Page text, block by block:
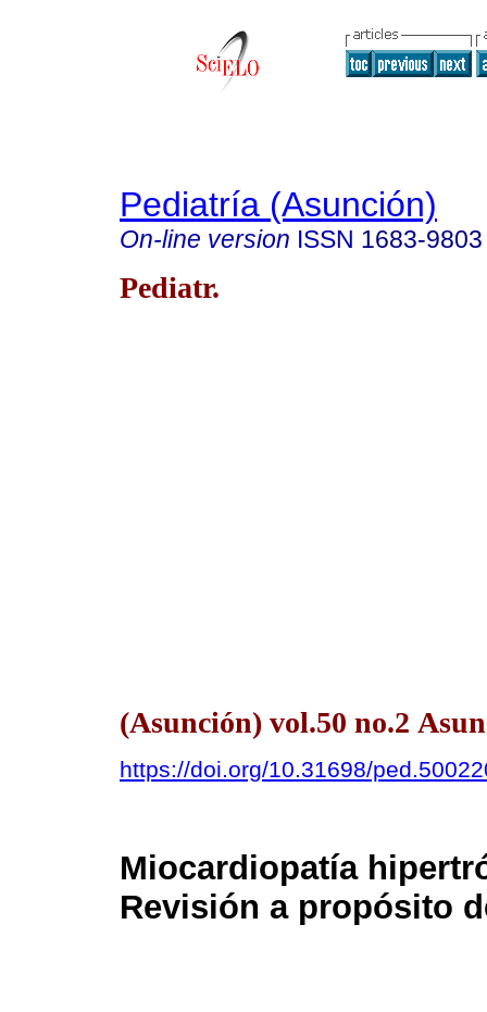
Pediatría (Asunción)
On-line version ISSN 1683-9803
Pediatr.
(Asunción) vol.50 no.2
https://doi.org/10.31698/
Miocardiopatía
Revisión a propósito